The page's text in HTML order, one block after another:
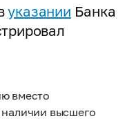
указании Банка
вместо
высшего